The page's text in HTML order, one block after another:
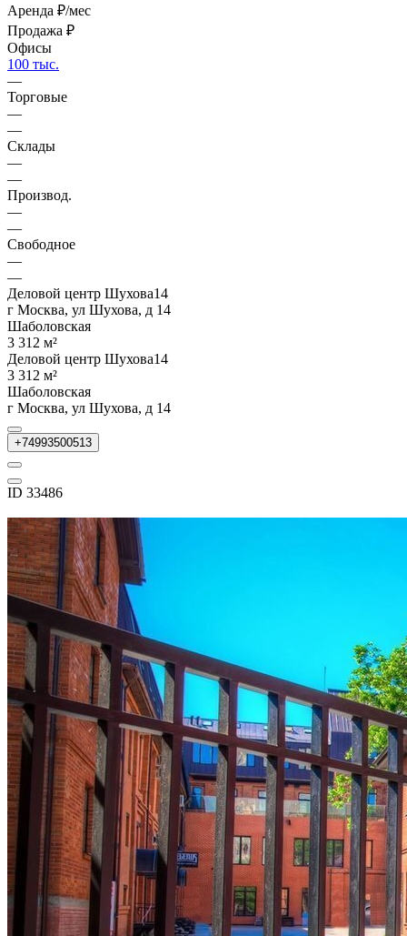
Аренда ₽/мес
Продажа ₽
Офисы
100 тыс.
—
Торговые
—
—
Склады
—
—
Производ.
—
—
Свободное
—
—
Деловой центр Шухова14
г Москва, ул Шухова, д 14
Шаболовская
3 312 м²
Деловой центр Шухова14
3 312 м²
Шаболовская
г Москва, ул Шухова, д 14
+74993500513
ID 33486